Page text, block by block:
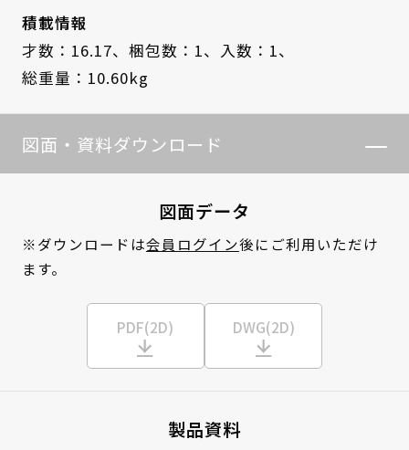
積載情報
才数：16.17、 梱包数：1、 入数：1、
総重量：10.60kg
図面・資料ダウンロード
図面データ
※ダウンロードは会員ログイン後にご利用いただけ
ます。
PDF(2D) DWG(2D)
製品資料